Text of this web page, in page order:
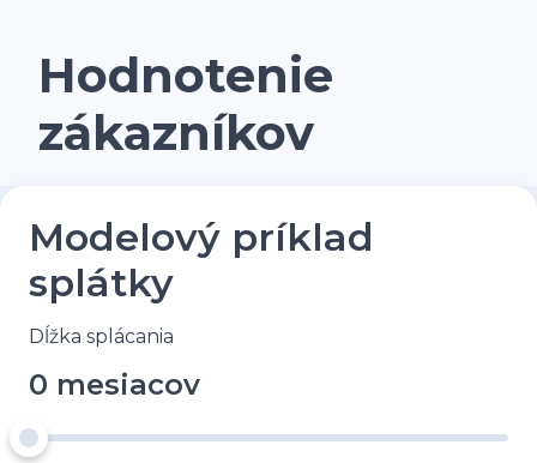
Hodnotenie
zákazníkov
Modelový príklad
splátky
Dĺžka splácania
0 mesiacov